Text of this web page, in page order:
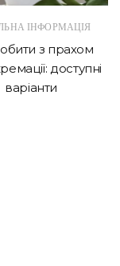
ІНФОРМАЦІЯ
з прахом
доступні
варіанти